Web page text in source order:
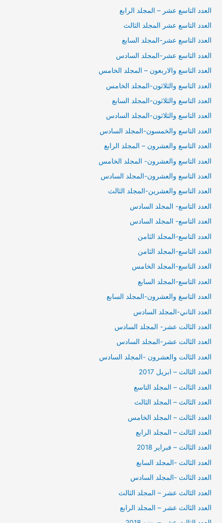
العدد التاسع عشر – المجلد الرابع
العدد التاسع عشر المجلد الثالث
العدد التاسع عشر-المجلد السابع
العدد التاسع عشر-المجلد السادس
العدد التاسع والاربعون – المجلد الخامس
العدد التاسع والثلاثون-المجلد الخامس
العدد التاسع والثلاثون-المجلد السابع
العدد التاسع والثلاثون-المجلد السادس
العدد التاسع والخمسون-المجلد السادس
العدد التاسع والعشرون – المجلد الرابع
العدد التاسع والعشرون- المجلد الخامس
العدد التاسع والعشرون-المجلد السادس
العدد التاسع والعشرين-المجلد الثالث
العدد التاسع- المجلد السادس
العدد التاسع- المجلد السادس
العدد التاسع-المجلد الثامن
العدد التاسع-المجلد الثامن
العدد التاسع-المجلد الخامس
العدد التاسع-المجلد السابع
العدد التاسغ والعشرون-المجلد السابع
العدد التاني-المجلد السادس
العدد الثالت عشر- المجلد السادس
العدد الثالت عشر-المجلد السادس
العدد الثالت والعشرون -المجلد السادس
العدد الثالث – ابريل 2017
العدد الثالث – المجلد التاسع
العدد الثالث – المجلد الثالث
العدد الثالث – المجلد الخامس
العدد الثالث – المجلد الرابع
العدد الثالث – فبراير 2018
العدد الثالث -المجلد السابع
العدد الثالث -المجلد السادس
العدد الثالث عشر – المجلد الثالث
العدد الثالث عشر – المجلد الرابع